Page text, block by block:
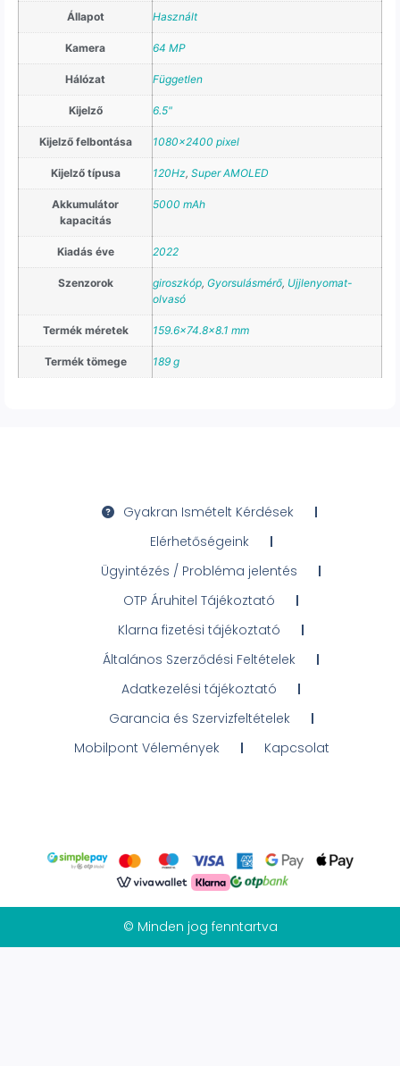
Állapot Használt
Kamera 64 MP
Hálózat Független
Kijelző 6.5"
Kijelző felbontása 1080×2400 pixel
Kijelző típusa 120Hz, Super AMOLED
Akkumulátor
kapacitás
5000 mAh
Kiadás éve 2022
Szenzorok giroszkóp, Gyorsulásmérő, Ujjlenyomat-
olvasó
Termék méretek 159.6×74.8×8.1 mm
Termék tömege 189 g
Gyakran Ismételt Kérdések
Elérhetőségeink
Ügyintézés / Probléma jelentés
OTP Áruhitel Tájékoztató
Klarna fizetési tájékoztató
Általános Szerződési Feltételek
Adatkezelési tájékoztató
Garancia és Szervizfeltételek
Mobilpont Vélemények
Kapcsolat
© Minden jog fenntartva